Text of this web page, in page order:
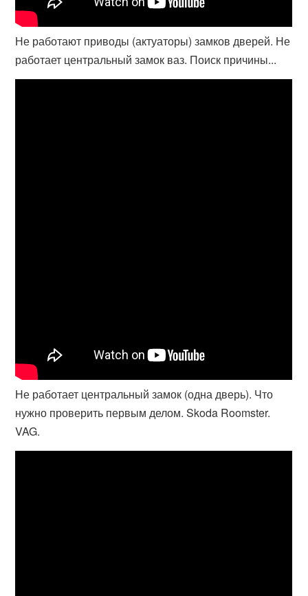
Не работают приводы (актуаторы) замков дверей. Не
работает центральный замок ваз. Поиск причины...
Не работает центральный замок (одна дверь). Что
нужно проверить первым делом. Skoda Roomster.
VAG.